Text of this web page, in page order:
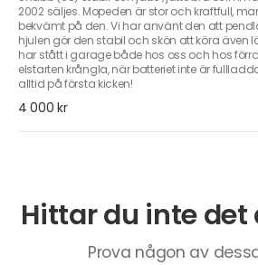
2002 säljes. Mopeden är stor och kraftfull,
bekvämt på den. Vi har använt den att
hjulen gör den stabil och skön att köra även
har stått i garage både hos oss och hos
elstarten krångla, när batteriet inte är
alltid på första kicken!
4 000 kr
Hittar du inte det
Prova någon av